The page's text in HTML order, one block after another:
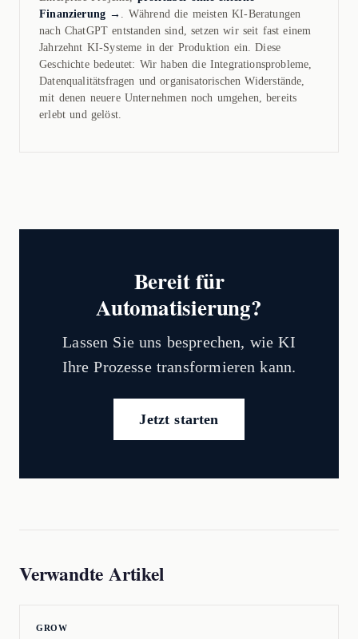
Finanzierung → . Während die meisten KI-Beratungen
nach ChatGPT entstanden sind, setzen wir seit fast einem
Jahrzehnt KI-Systeme in der Produktion ein. Diese
Geschichte bedeutet: Wir haben die Integrationsprobleme,
Datenqualitätsfragen und organisatorischen Widerstände,
mit denen neuere Unternehmen noch umgehen, bereits
erlebt und gelöst.
Bereit für
Automatisierung?
Lassen Sie uns besprechen, wie KI
Ihre Prozesse transformieren kann.
Jetzt starten
Verwandte Artikel
GROW